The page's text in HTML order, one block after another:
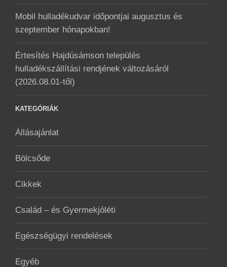
Mobil hulladékudvar ️időpontjai augusztus és
szeptember hónapokban!
Értesítés Hajdúsámson település
hulladékszállítási rendjének változásáról
(2026.08.01-től)
KATEGÓRIÁK
Állásajánlat
Bölcsőde
Cikkek
Család – és Gyermekjóléti
Egészségügyi rendelések
Egyéb